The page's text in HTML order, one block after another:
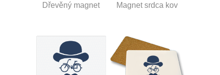
Dřevěný magnet Magnet srdca kov